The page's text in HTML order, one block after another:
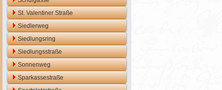
St. Valentiner Straße
Siedlerweg
Siedlungsring
Siedlungsstraße
Sonnenweg
Sparkassestraße